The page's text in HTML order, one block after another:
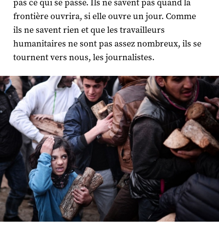
pas ce qui se passe. Ils ne savent pas quand la
frontière ouvrira, si elle ouvre un jour. Comme
ils ne savent rien et que les travailleurs
humanitaires ne sont pas assez nombreux, ils se
tournent vers nous, les journalistes.